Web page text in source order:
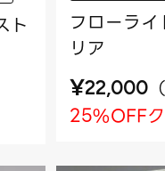
ト
フローラ
リア
¥22,000 （
25%OFF